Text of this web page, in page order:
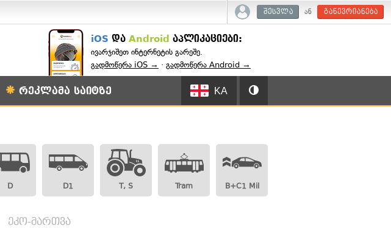
შესვლა ან გაწევრიანება
iOS და Android აპლიკაციები:
ივარჯიშეთ ინტერნეტის გარეშე.
გადმოწერა iOS → · გადმოწერა Android →
რეკლამა საიტზე KA
D D1 T, S Tram B+C1 Mil
ეკო-მართვა